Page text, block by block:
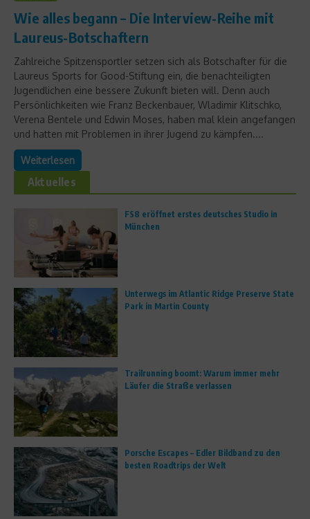
Wie alles begann – Die Interview-Reihe mit
Laureus-Botschaftern
Zahlreiche Spitzensportler setzen sich als Botschafter für die
Laureus Sports for Good-Stiftung ein, die benachteiligten
Jugendlichen eine bessere Zukunft bieten will. Denn auch
Persönlichkeiten wie Franz Beckenbauer, Wladimir Klitschko,
Verena Bentele und Edwin Moses, haben mal klein angefangen
und hatten mit Problemen in ihrer Jugend zu kämpfen....
Weiterlesen
Aktuelles
FS8 eröffnet erstes deutsches Studio in
München
Unterwegs im Atlantic Ridge Preserve State
Park in Martin County
Trailrunning boomt: Warum immer mehr
Läufer die Straße verlassen
Porsche Escapes – Edler Bildband zu den
besten Roadtrips der Welt